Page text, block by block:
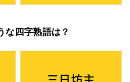
な四字熟語は？